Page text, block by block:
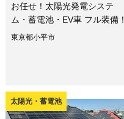
お任せ！太陽光発電システ
ム・蓄電池・EV車 フル装備！
東京都小平市
太陽光・蓄電池